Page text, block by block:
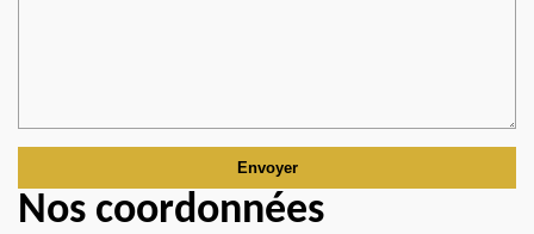
Nos coordonnées